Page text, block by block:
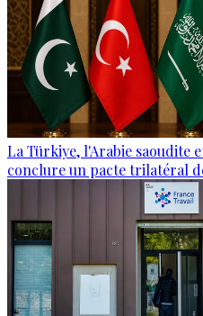
La Türkiye, l'Arabie saoudite
conclure un pacte trilatéral